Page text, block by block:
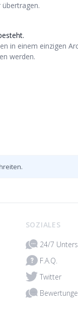
in einem einzigen
werden.
SOZIALES
24/7
F.A.Q.
Twitter